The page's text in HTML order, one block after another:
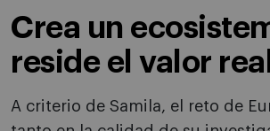
Crea un
reside el valor
A criterio de Samila, el reto de